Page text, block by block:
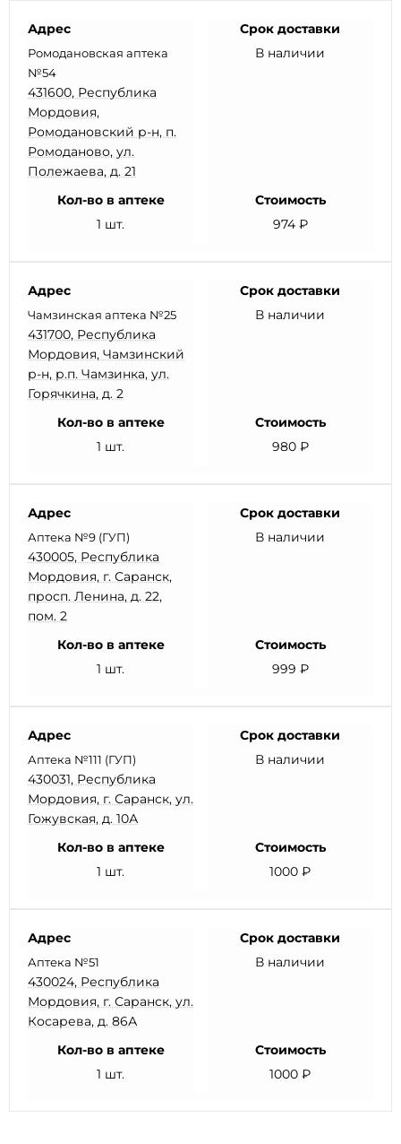
Адрес
Ромодановская аптека
№54
431600, Республика
Мордовия,
Ромодановский р-н, п.
Ромоданово, ул.
Полежаева, д. 21
Срок доставки
В наличии
Кол-во в аптеке
1 шт.
Стоимость
974 ₽
Адрес
Чамзинская аптека №25
431700, Республика
Мордовия, Чамзинский
р-н, р.п. Чамзинка, ул.
Горячкина, д. 2
Срок доставки
В наличии
Кол-во в аптеке
1 шт.
Стоимость
980 ₽
Адрес
Аптека №9 (ГУП)
430005, Республика
Мордовия, г. Саранск,
просп. Ленина, д. 22,
пом. 2
Срок доставки
В наличии
Кол-во в аптеке
1 шт.
Стоимость
999 ₽
Адрес
Аптека №111 (ГУП)
430031, Республика
Мордовия, г. Саранск, ул.
Гожувская, д. 10А
Срок доставки
В наличии
Кол-во в аптеке
1 шт.
Стоимость
1000 ₽
Адрес
Аптека №51
430024, Республика
Мордовия, г. Саранск, ул.
Косарева, д. 86А
Срок доставки
В наличии
Кол-во в аптеке
1 шт.
Стоимость
1000 ₽